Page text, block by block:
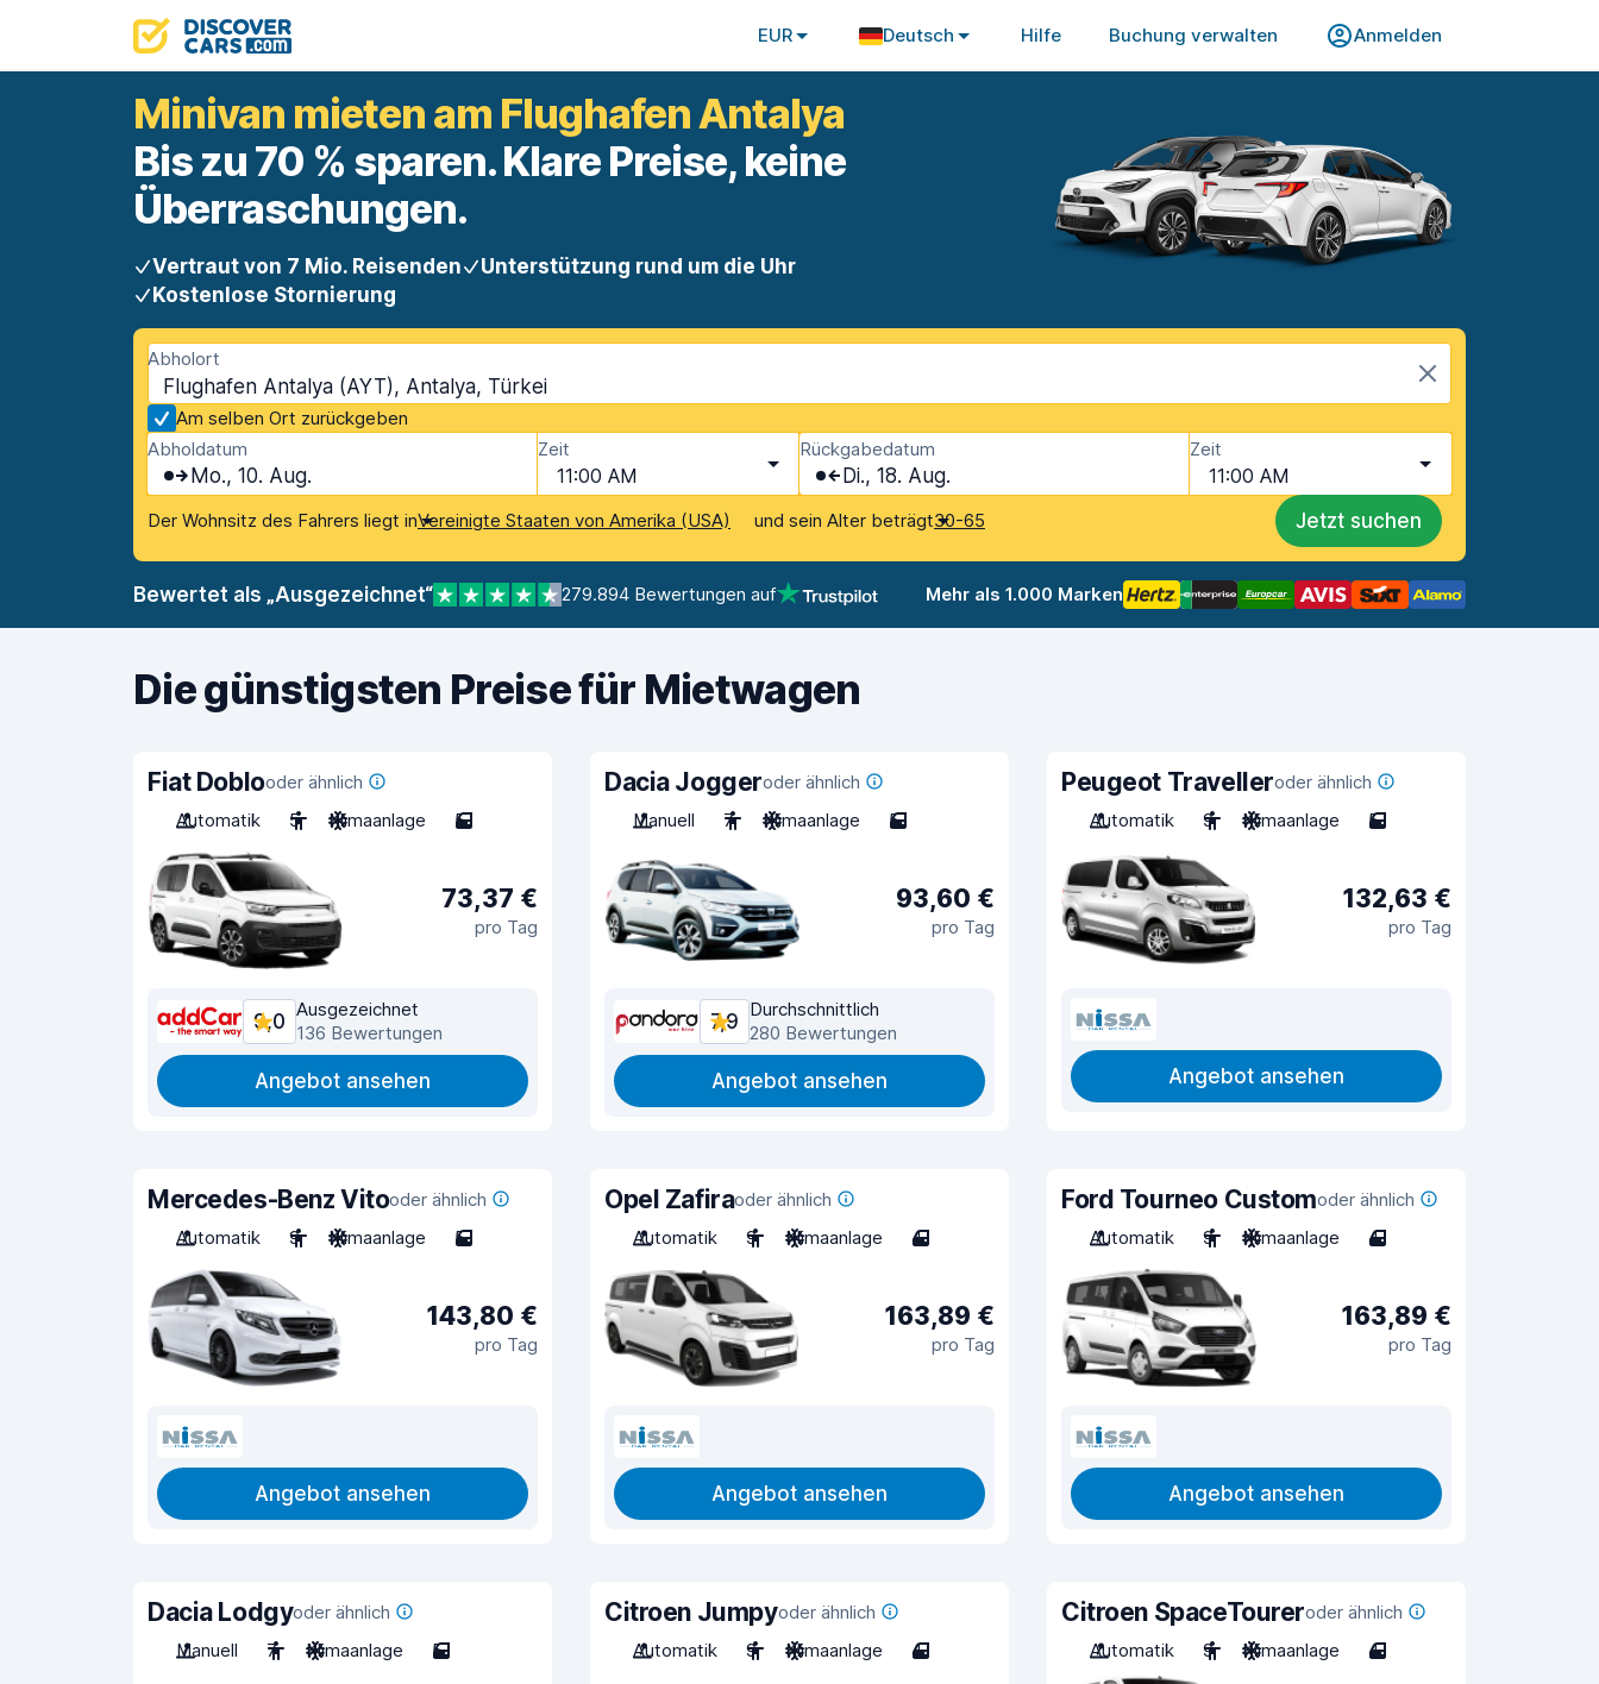
EUR Deutsch Hilfe Buchung verwalten Anmelden
Minivan mieten am Flughafen Antalya
Bis zu 70 % sparen. Klare Preise, keine
Überraschungen.
Vertraut von 7 Mio. Reisenden
Unterstützung rund um die Uhr
Kostenlose Stornierung
Abholort
Flughafen Antalya (AYT), Antalya, Türkei
Am selben Ort zurückgeben
Abholdatum
Mo., 10. Aug.
Zeit
11:00 AM
Rückgabedatum
Di., 18. Aug.
Zeit
11:00 AM
Der Wohnsitz des Fahrers liegt inVereinigte Staaten von Amerika (USA) und sein Alter beträgt30-65 Jetzt suchen
Bewertet als „Ausgezeichnet“ 279.894 Bewertungen auf Mehr als 1.000 Marken
Die günstigsten Preise für Mietwagen
Fiat Doblooder ähnlich
Automatik
5 Klimaanlage 5
73,37 €
pro Tag
9,0
Ausgezeichnet
136 Bewertungen
Angebot ansehen
Dacia Joggeroder ähnlich
Manuell
7 Klimaanlage 5
93,60 €
pro Tag
7,9
Durchschnittlich
280 Bewertungen
Angebot ansehen
Peugeot Travelleroder ähnlich
Automatik
9 Klimaanlage 5
132,63 €
pro Tag
Angebot ansehen
Mercedes-Benz Vitooder ähnlich
Automatik
9 Klimaanlage 5
143,80 €
pro Tag
Angebot ansehen
Opel Zafiraoder ähnlich
Automatik
9 Klimaanlage 4
163,89 €
pro Tag
Angebot ansehen
Ford Tourneo Customoder ähnlich
Automatik
9 Klimaanlage 4
163,89 €
pro Tag
Angebot ansehen
Dacia Lodgyoder ähnlich
Manuell
7 Klimaanlage 5
Citroen Jumpyoder ähnlich
Automatik
9 Klimaanlage 4
Citroen SpaceToureroder ähnlich
Automatik
9 Klimaanlage 4